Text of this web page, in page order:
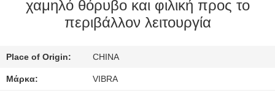
ΕΡΓΟΣΤΑΣΊΩΝ
ΈΛΕΓΧΟΣ
χαμηλό θόρυβο και φιλική προς το
περιβάλλον λειτουργία
Place of Origin: CHINA
Μάρκα: VIBRA